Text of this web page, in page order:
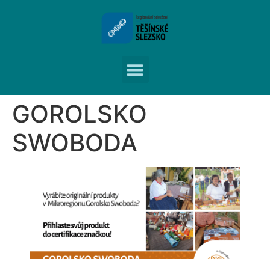
GOROLSKO
SWOBODA